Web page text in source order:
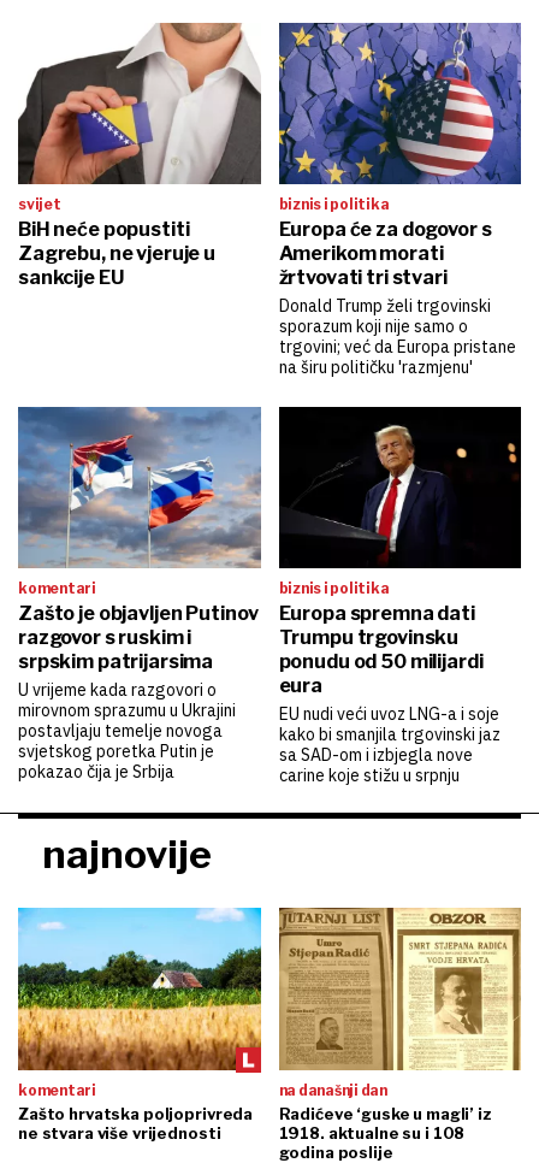
svijet
BiH neće popustiti
Zagrebu, ne vjeruje u
sankcije EU
biznis i politika
Europa će za dogovor s
Amerikom morati
žrtvovati tri stvari
Donald Trump želi trgovinski
sporazum koji nije samo o
trgovini; već da Europa pristane
na širu političku 'razmjenu'
komentari
Zašto je objavljen Putinov
razgovor s ruskim i
srpskim patrijarsima
U vrijeme kada razgovori o
mirovnom sprazumu u Ukrajini
postavljaju temelje novoga
svjetskog poretka Putin je
pokazao čija je Srbija
biznis i politika
Europa spremna dati
Trumpu trgovinsku
ponudu od 50 milijardi
eura
EU nudi veći uvoz LNG-a i soje
kako bi smanjila trgovinski jaz
sa SAD-om i izbjegla nove
carine koje stižu u srpnju
najnovije
komentari
Zašto hrvatska poljoprivreda
ne stvara više vrijednosti
na današnji dan
Radićeve ‘guske u magli’ iz
1918. aktualne su i 108
godina poslije